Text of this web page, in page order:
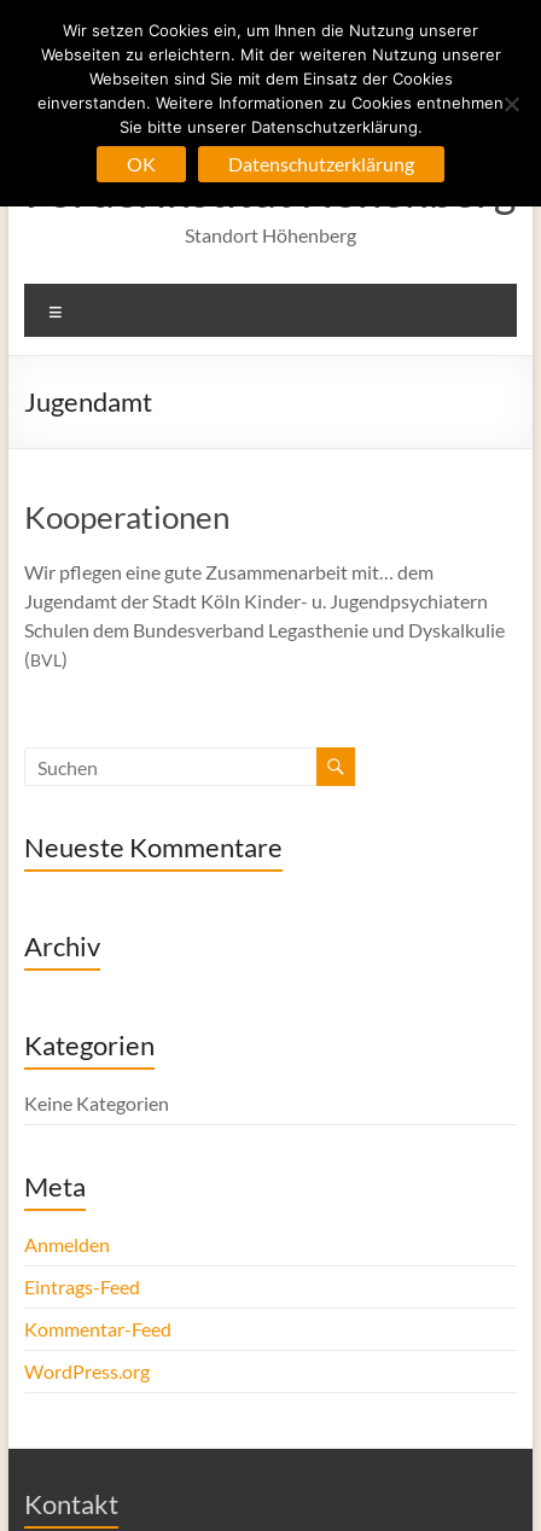
Inhalt
Förderinstitut Höhenberg
Standort Höhenberg
Jugendamt
Kooperationen
Wir pflegen eine gute Zusammenarbeit mit… dem
Jugendamt der Stadt Köln Kinder- u. Jugendpsychiatern
Schulen dem Bundesverband Legasthenie und Dyskalkulie
(BVL )
Neueste Kommentare
Archiv
Kategorien
Keine Kategorien
Meta
Anmelden
Eintrags-Feed
Kommentar-Feed
WordPress.org
Kontakt
Wir setzen Cookies ein, um Ihnen die Nutzung unserer
Webseiten zu erleichtern. Mit der weiteren Nutzung unserer
Webseiten sind Sie mit dem Einsatz der Cookies
einverstanden. Weitere Informationen zu Cookies entnehmen
Sie bitte unserer Datenschutzerklärung.
OK Datenschutzerklärung